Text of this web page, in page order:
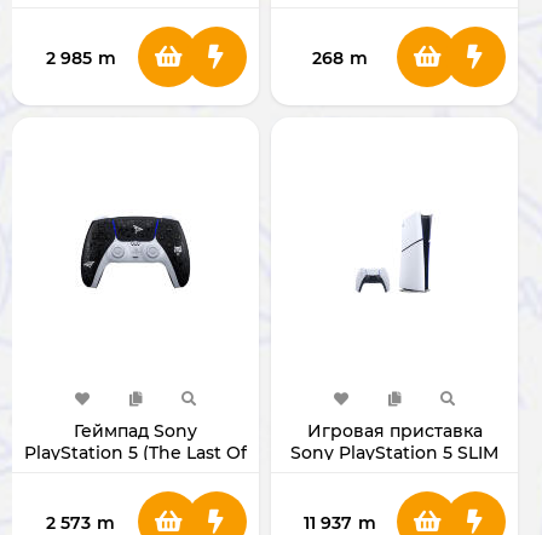
2 985 m 268 m
Геймпад Sony
PlayStation 5 (The Last Of
2 573 m
Игровая приставка
Sony PlayStation 5 SLIM
11 937 m